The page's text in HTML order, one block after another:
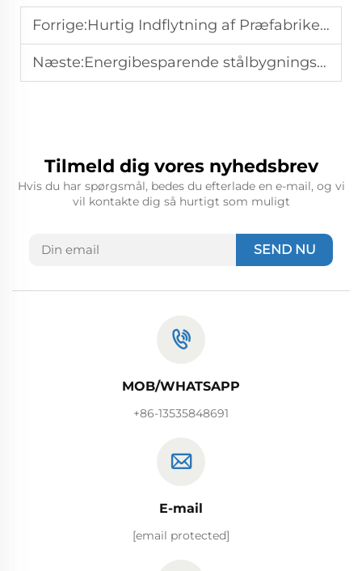
Forrige:Hurtig Indflytning af Præfabrikerede Stålbygninger: Hurtig ROI
Næste:Energibesparende stålbygningsdesign: Reducer miljøpåvirkningen
Tilmeld dig vores nyhedsbrev
Hvis du har spørgsmål, bedes du efterlade en e-mail, og vi
vil kontakte dig så hurtigt som muligt
SEND NU
MOB/WHATSAPP
+86-13535848691
E-mail
[email protected]